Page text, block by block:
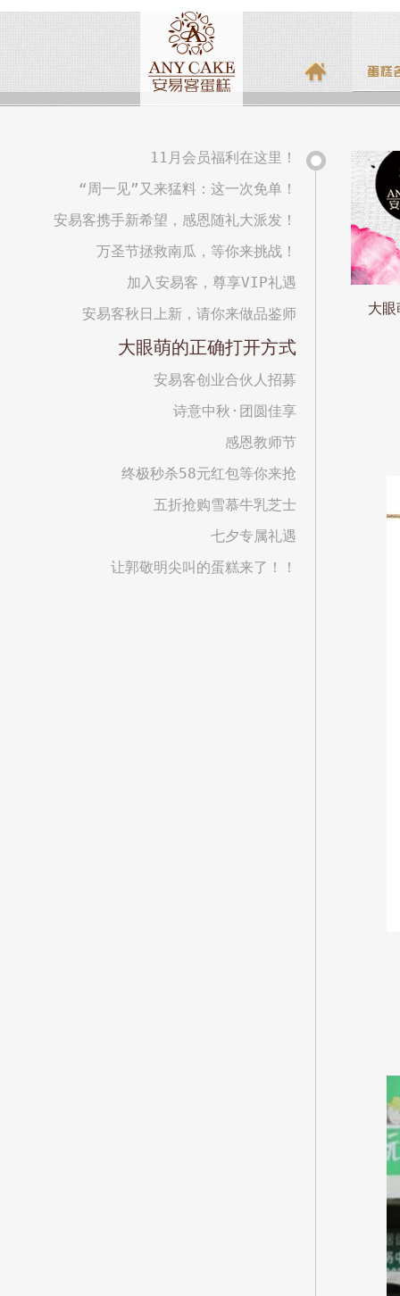
11月会员福利在这里！
“周一见”又来猛料：这一次免单！
安易客携手新希望，感恩随礼大派发！
万圣节拯救南瓜，等你来挑战！
加入安易客，尊享VIP礼遇
安易客秋日上新，请你来做品鉴师
大眼萌的正确打开方式
安易客创业合伙人招募
诗意中秋·团圆佳享
感恩教师节
终极秒杀58元红包等你来抢
五折抢购雪慕牛乳芝士
七夕专属礼遇
让郭敬明尖叫的蛋糕来了！！
大